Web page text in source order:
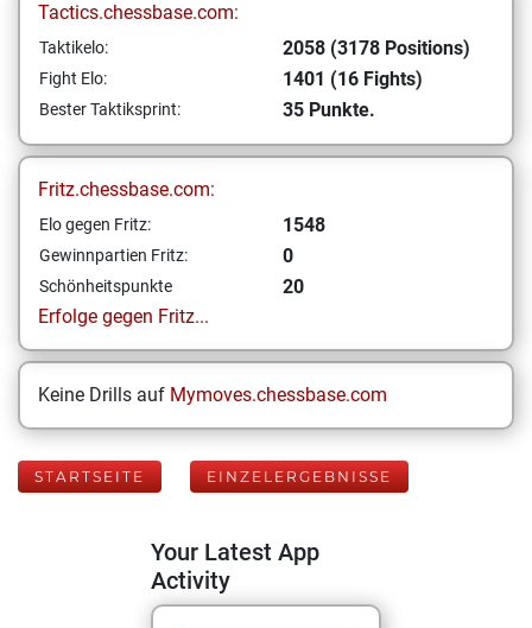
Tactics.chessbase.com:
Taktikelo: 2058 (3178 Positions)
Fight Elo: 1401 (16 Fights)
Bester Taktiksprint: 35 Punkte.
Fritz.chessbase.com:
Elo gegen Fritz: 1548
Gewinnpartien Fritz: 0
Schönheitspunkte
20
Erfolge gegen Fritz...
Keine Drills auf Mymoves.chessbase.com
STARTSEITE EINZELERGEBNISSE
Your Latest App
Activity